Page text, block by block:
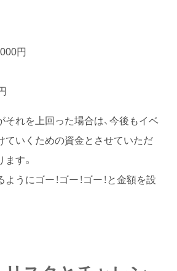
円
れを上回った場合は、今後もイベ
ていくための資金とさせていただ
す。
うにゴー！ゴー！ゴー！と金額を設